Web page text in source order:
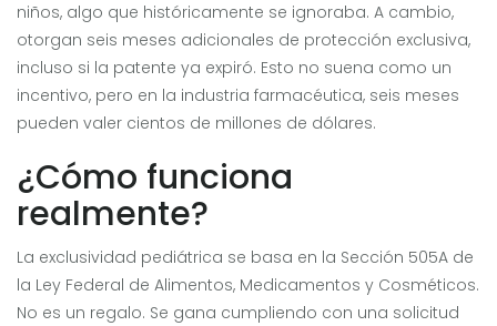
niños, algo que históricamente se ignoraba. A cambio,
otorgan seis meses adicionales de protección exclusiva,
incluso si la patente ya expiró. Esto no suena como un
incentivo, pero en la industria farmacéutica, seis meses
pueden valer cientos de millones de dólares.
¿Cómo funciona
realmente?
La exclusividad pediátrica se basa en la Sección 505A de
la Ley Federal de Alimentos, Medicamentos y Cosméticos.
No es un regalo. Se gana cumpliendo con una solicitud